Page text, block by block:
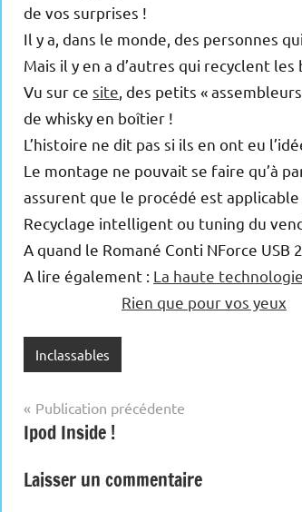
de vos surprises !
Il y a, dans le monde, des personnes
Mais il y en a d’autres qui recyclent
Vu sur ce site , des petits «
de whisky en boîtier !
L’histoire ne dit pas si ils en ont eu
Le montage ne pouvait se faire qu’à
assurent que le procédé est
Recyclage intelligent ou tuning du
A quand le Romané Conti NForce USB
A lire également : La haute
Rien que pour vos yeux
Inclassables
Navigation
de
l’article
Publication précédente
Ipod Inside !
Laisser un commentaire